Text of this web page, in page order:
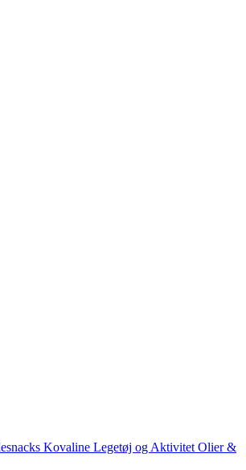
Kovaline Legetøj og Aktivitet Olier &